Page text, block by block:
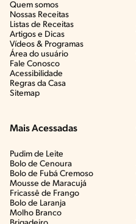
Quem somos
Nossas Receitas
Listas de Receitas​
Artigos e Dicas​
Vídeos & Programas​
Área do usuário
Fale Conosco
Acessibilidade
Regras da Casa
Sitemap
Mais Acessadas
Pudim de Leite
Bolo de Cenoura
Bolo de Fubá Cremoso
Mousse de Maracujá
Fricassê de Frango
Bolo de Laranja
Molho Branco